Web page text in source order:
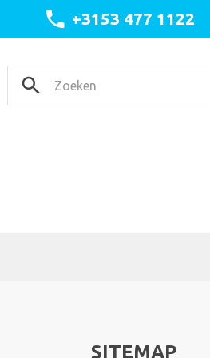
+3153 477 1122
SITEMAP